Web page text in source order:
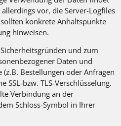
vor, die Server-Logfiles
konkrete Anhaltspunkte
hinweisen.
und zum
Daten und
Bestellungen oder Anfragen
SSL-bzw. TLS-Verschlüsselung.
Verbindung an der
Schloss-Symbol in Ihrer